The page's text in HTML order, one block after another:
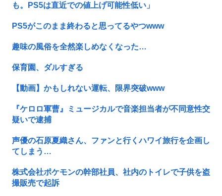
も。PS5は直近での値上げ可能性低い」
PS5がこのまま終わると思ってるやつwww
趣味の風俗を全然楽しめなくなった…
保育園、ダルすぎる
【動画】かもしれない運転、限界突破www
『ケロロ軍曹』ミュージカルで音楽担当者が不同意性交
疑いで逮捕
声優の石原夏織さん、ファンと行くハワイ旅行を企画し
てしまう…
株式会社ポケモンの幹部社員、社内のトイレで子供を盗
撮販売で起訴